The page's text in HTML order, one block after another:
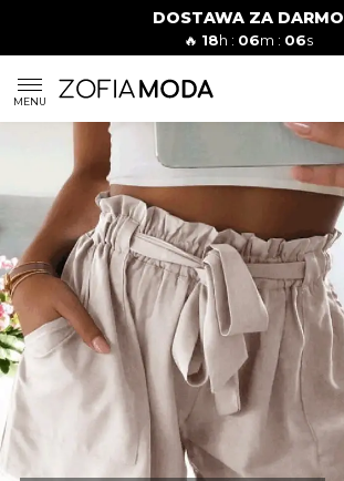
DOSTAWA ZA DARMO
🔥 18h : 06m : 05s
MENU
SUKIENKI
KOMPLETY
JEANSY
SZORTY
MODA PLAŻOWA